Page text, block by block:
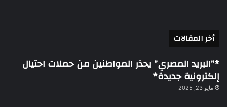
أخر المقالات
*”البريد المصري” يحذر المواطنين من حملات احتيال
إلكترونية جديدة*
مايو 23, 2025